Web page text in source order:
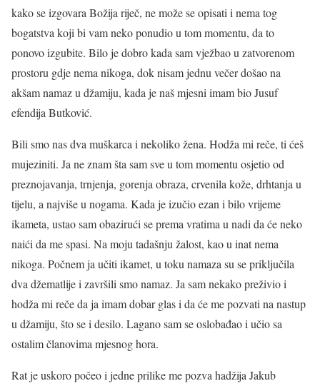
kako se izgovara Božija riječ, ne može se opisati i nema tog
bogatstva koji bi vam neko ponudio u tom momentu, da to
ponovo izgubite. Bilo je dobro kada sam vježbao u zatvorenom
prostoru gdje nema nikoga, dok nisam jednu večer došao na
akšam namaz u džamiju, kada je naš mjesni imam bio Jusuf
efendija Butković.
Bili smo nas dva muškarca i nekoliko žena. Hodža mi reče, ti ćeš
mujeziniti. Ja ne znam šta sam sve u tom momentu osjetio od
preznojavanja, trnjenja, gorenja obraza, crvenila kože, drhtanja u
tijelu, a najviše u nogama. Kada je izučio ezan i bilo vrijeme
ikameta, ustao sam obazirući se prema vratima u nadi da će neko
naići da me spasi. Na moju tadašnju žalost, kao u inat nema
nikoga. Počnem ja učiti ikamet, u toku namaza su se priključila
dva džematlije i završili smo namaz. Ja sam nekako preživio i
hodža mi reče da ja imam dobar glas i da će me pozvati na nastup
u džamiju, što se i desilo. Lagano sam se oslobađao i učio sa
ostalim članovima mjesnog hora.
Rat je uskoro počeo i jedne prilike me pozva hadžija Jakub